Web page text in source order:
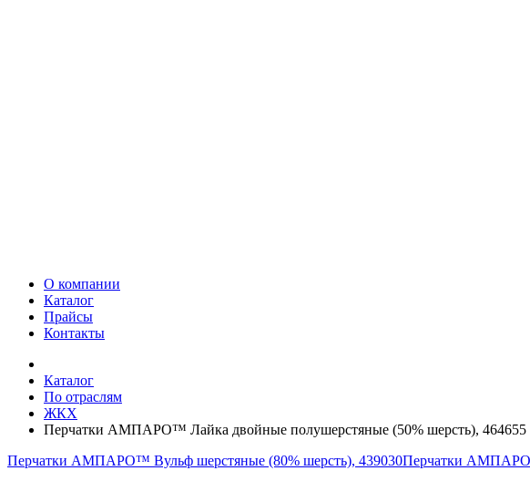
О компании
Каталог
Прайсы
Контакты
Каталог
По отраслям
ЖКХ
Перчатки АМПАРО™ Лайка двойные полушерстяные (50% шерсть), 464655
Перчатки АМПАРО™ Вульф шерстяные (80% шерсть), 439030Перчатки